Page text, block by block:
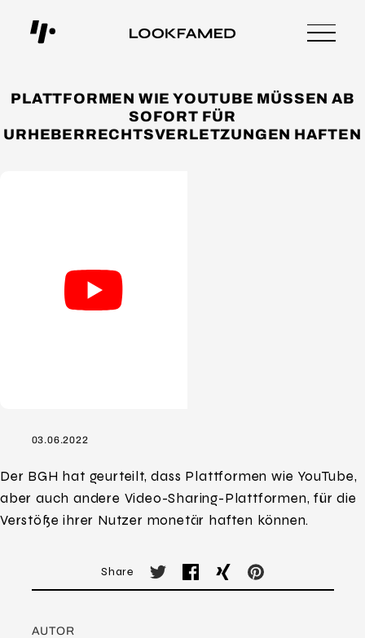
PLATTFORMEN WIE YOUTUBE MÜSSEN AB
SOFORT FÜR
URHEBERRECHTSVERLETZUNGEN HAFTEN
03.06.2022
Der BGH hat geurteilt, dass Plattformen wie YouTube,
aber auch andere Video-Sharing-Plattformen, für die
Verstöße ihrer Nutzer monetär haften können.
Share
AUTOR